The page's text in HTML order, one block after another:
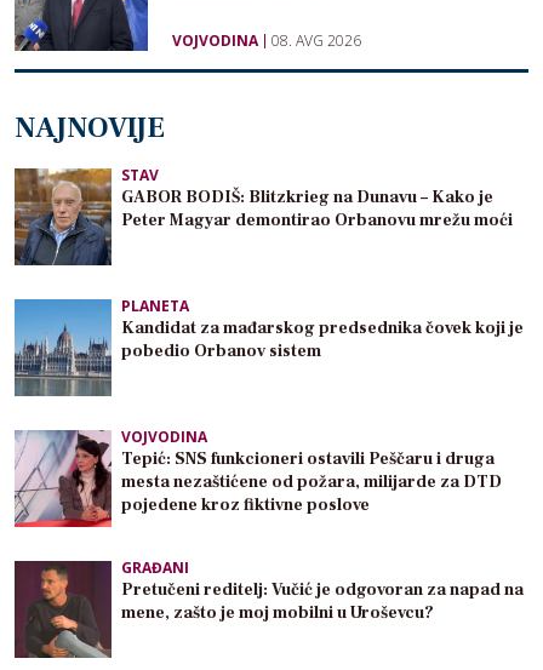
VOJVODINA 08. AVG 2026
NAJNOVIJE
STAV
GABOR BODIŠ: Blitzkrieg na Dunavu – Kako je
Peter Magyar demontirao Orbanovu mrežu moći
PLANETA
Kandidat za mađarskog predsednika čovek koji je
pobedio Orbanov sistem
VOJVODINA
Tepić: SNS funkcioneri ostavili Peščaru i druga
mesta nezaštićene od požara, milijarde za DTD
pojedene kroz fiktivne poslove
GRAĐANI
Pretučeni reditelj: Vučić je odgovoran za napad na
mene, zašto je moj mobilni u Uroševcu?